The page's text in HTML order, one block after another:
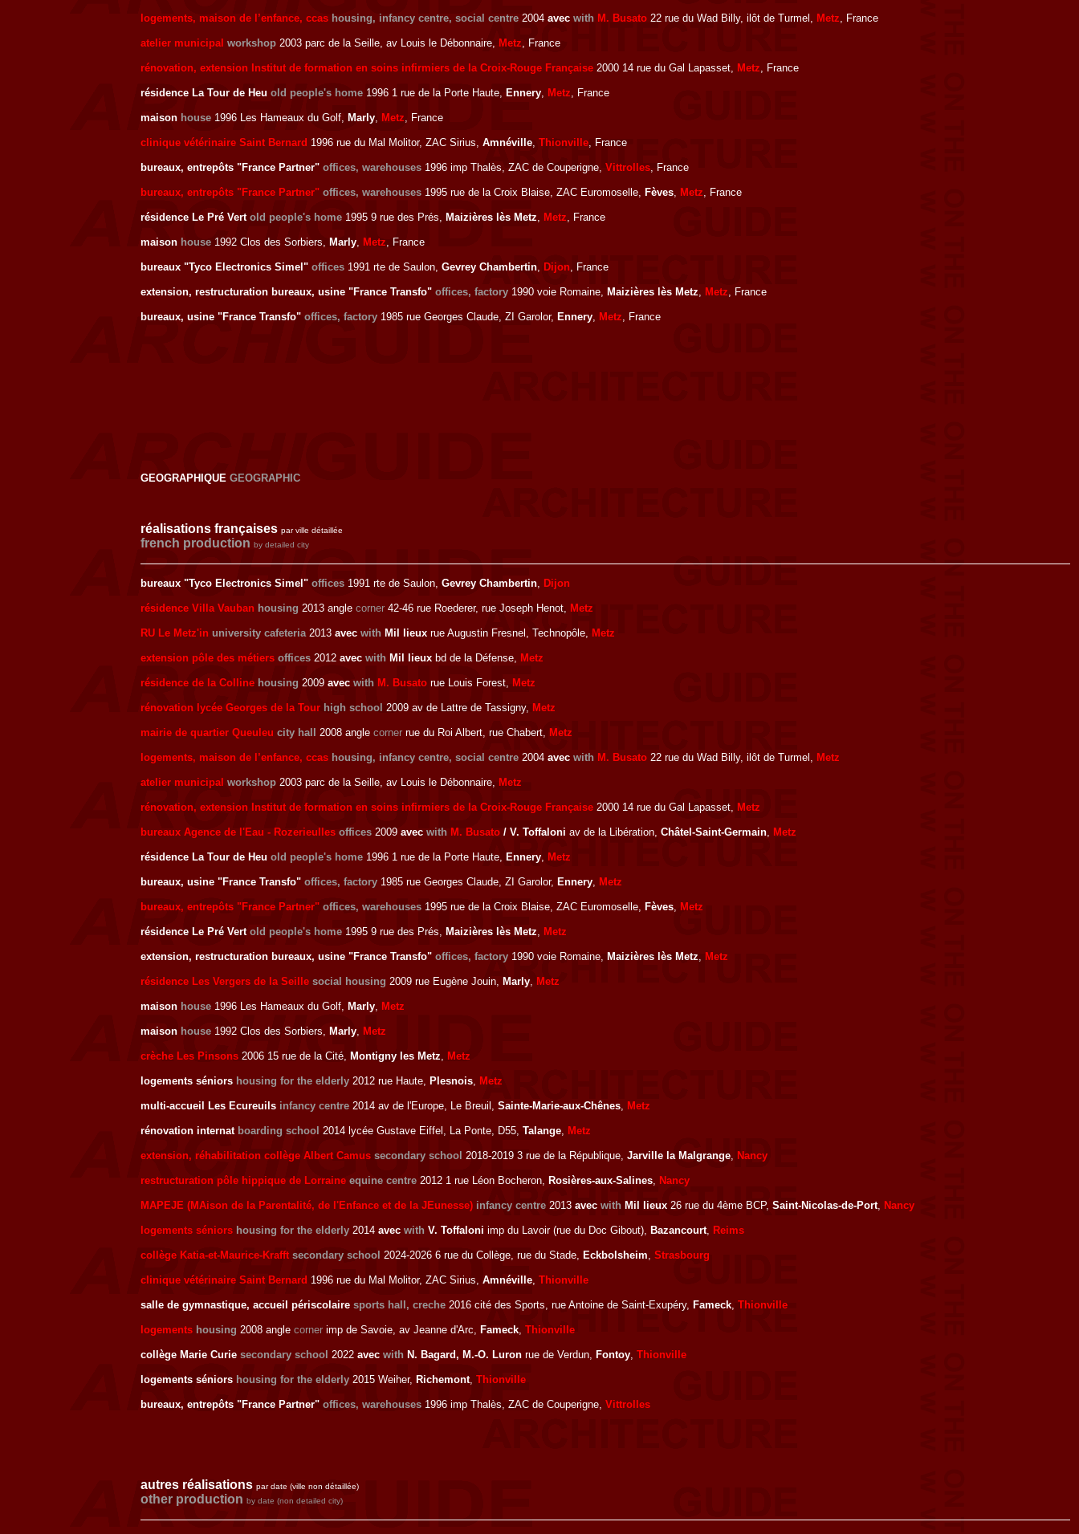
logements, maison de l’enfance, ccas housing, infancy centre, social centre 2004 avec with M. Busato 22 rue du Wad Billy, ilôt de Turmel, Metz, France
atelier municipal workshop 2003 parc de la Seille, av Louis le Débonnaire, Metz, France
rénovation, extension Institut de formation en soins infirmiers de la Croix-Rouge Française 2000 14 rue du Gal Lapasset, Metz, France
résidence La Tour de Heu old people's home 1996 1 rue de la Porte Haute, Ennery, Metz, France
maison house 1996 Les Hameaux du Golf, Marly, Metz, France
clinique vétérinaire Saint Bernard 1996 rue du Mal Molitor, ZAC Sirius, Amnéville, Thionville, France
bureaux, entrepôts "France Partner" offices, warehouses 1996 imp Thalès, ZAC de Couperigne, Vittrolles, France
bureaux, entrepôts "France Partner" offices, warehouses 1995 rue de la Croix Blaise, ZAC Euromoselle, Fèves, Metz, France
résidence Le Pré Vert old people's home 1995 9 rue des Prés, Maizières lès Metz, Metz, France
maison house 1992 Clos des Sorbiers, Marly, Metz, France
bureaux "Tyco Electronics Simel" offices 1991 rte de Saulon, Gevrey Chambertin, Dijon, France
extension, restructuration bureaux, usine "France Transfo" offices, factory 1990 voie Romaine, Maizières lès Metz, Metz, France
bureaux, usine "France Transfo" offices, factory 1985 rue Georges Claude, ZI Garolor, Ennery, Metz, France
GEOGRAPHIQUE GEOGRAPHIC
réalisations françaises par ville détaillée
french production by detailed city
bureaux "Tyco Electronics Simel" offices 1991 rte de Saulon, Gevrey Chambertin, Dijon
résidence Villa Vauban housing 2013 angle corner 42-46 rue Roederer, rue Joseph Henot, Metz
RU Le Metz'in university cafeteria2013 avec with Mil lieux rue Augustin Fresnel, Technopôle, Metz
extension pôle des métiers offices 2012 avec with Mil lieux bd de la Défense, Metz
résidence de la Colline housing 2009 avec with M. Busato rue Louis Forest, Metz
rénovation lycée Georges de la Tour high school 2009 av de Lattre de Tassigny, Metz
mairie de quartier Queuleu city hall 2008 angle corner rue du Roi Albert, rue Chabert, Metz
logements, maison de l’enfance, ccas housing, infancy centre, social centre 2004 avec with M. Busato 22 rue du Wad Billy, ilôt de Turmel, Metz
atelier municipal workshop 2003 parc de la Seille, av Louis le Débonnaire, Metz
rénovation, extension Institut de formation en soins infirmiers de la Croix-Rouge Française 2000 14 rue du Gal Lapasset, Metz
bureaux Agence de l'Eau - Rozerieulles offices 2009 avec with M. Busato / V. Toffaloni av de la Libération, Châtel-Saint-Germain, Metz
résidence La Tour de Heu old people's home 1996 1 rue de la Porte Haute, Ennery, Metz
bureaux, usine "France Transfo" offices, factory 1985 rue Georges Claude, ZI Garolor, Ennery, Metz
bureaux, entrepôts "France Partner" offices, warehouses 1995 rue de la Croix Blaise, ZAC Euromoselle, Fèves, Metz
résidence Le Pré Vert old people's home 1995 9 rue des Prés, Maizières lès Metz, Metz
extension, restructuration bureaux, usine "France Transfo" offices, factory 1990 voie Romaine, Maizières lès Metz, Metz
résidence Les Vergers de la Seille social housing 2009 rue Eugène Jouin, Marly, Metz
maison house 1996 Les Hameaux du Golf, Marly, Metz
maison house 1992 Clos des Sorbiers, Marly, Metz
crèche Les Pinsons 2006 15 rue de la Cité, Montigny les Metz, Metz
logements séniors housing for the elderly 2012 rue Haute, Plesnois, Metz
multi-accueil Les Ecureuils infancy centre 2014 av de l'Europe, Le Breuil, Sainte-Marie-aux-Chênes, Metz
rénovation internat boarding school 2014 lycée Gustave Eiffel, La Ponte, D55, Talange, Metz
extension, réhabilitation collège Albert Camus secondary school 2018-2019 3 rue de la République, Jarville la Malgrange, Nancy
restructuration pôle hippique de Lorraine equine centre 2012 1 rue Léon Bocheron, Rosières-aux-Salines, Nancy
MAPEJE (MAison de la Parentalité, de l'Enfance et de la JEunesse) infancy centre 2013 avec with Mil lieux 26 rue du 4ème BCP, Saint-Nicolas-de-Port, Nancy
logements séniors housing for the elderly 2014 avec with V. Toffaloni imp du Lavoir (rue du Doc Gibout), Bazancourt, Reims
collège Katia-et-Maurice-Krafft secondary school 2024-2026 6 rue du Collège, rue du Stade, Eckbolsheim, Strasbourg
clinique vétérinaire Saint Bernard 1996 rue du Mal Molitor, ZAC Sirius, Amnéville, Thionville
salle de gymnastique, accueil périscolaire sports hall, creche 2016 cité des Sports, rue Antoine de Saint-Exupéry, Fameck, Thionville
logements housing 2008 angle corner imp de Savoie, av Jeanne d'Arc, Fameck, Thionville
collège Marie Curie secondary school 2022 avec with N. Bagard, M.-O. Luron rue de Verdun, Fontoy, Thionville
logements séniors housing for the elderly 2015 Weiher, Richemont, Thionville
bureaux, entrepôts "France Partner" offices, warehouses 1996 imp Thalès, ZAC de Couperigne, Vittrolles
autres réalisations par date (ville non détaillée)
other production by date (non detailed city)